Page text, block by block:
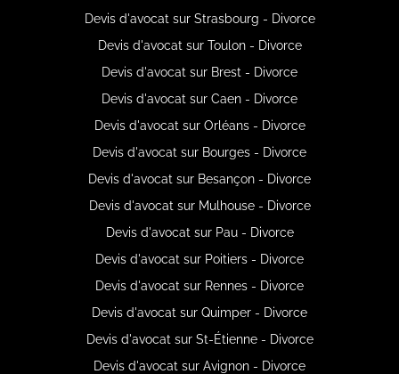
Devis d'avocat sur Strasbourg - Divorce
Devis d'avocat sur Toulon - Divorce
Devis d'avocat sur Brest - Divorce
Devis d'avocat sur Caen - Divorce
Devis d'avocat sur Orléans - Divorce
Devis d'avocat sur Bourges - Divorce
Devis d'avocat sur Besançon - Divorce
Devis d'avocat sur Mulhouse - Divorce
Devis d'avocat sur Pau - Divorce
Devis d'avocat sur Poitiers - Divorce
Devis d'avocat sur Rennes - Divorce
Devis d'avocat sur Quimper - Divorce
Devis d'avocat sur St-Étienne - Divorce
Devis d'avocat sur Avignon - Divorce